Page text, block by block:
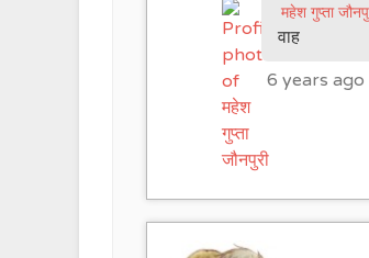
महेश गुप्ता
वाह
6 years ago